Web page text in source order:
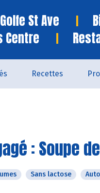
St Ave
Centre
Recettes
: Soupe
Sans lactose